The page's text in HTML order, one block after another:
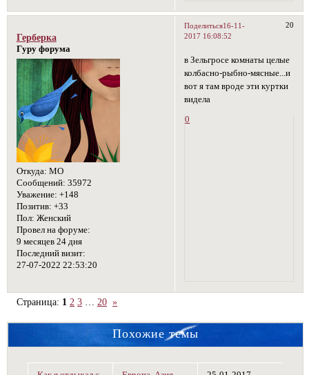
Поделиться 20
16-11-
2017 16:08:52
Герберка
Гуру форума
Откуда: МО
Сообщений: 35972
Уважение: +148
Позитив: +33
Пол: Женский
Провел на форуме:
9 месяцев 24 дня
Последний визит:
27-07-2022 22:53:20
в Зельгросе комнаты целые
колбасно-рыбно-мясные...и
вот я там вроде эти куртки
видела
0
Страница: 1 2 3 … 20 »
Похожие темы